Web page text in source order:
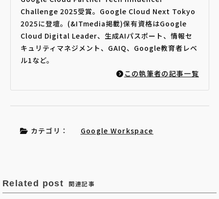
Challenge 2025受賞。Google Cloud Next Tokyo
2025に登壇。(&ITmedia掲載)保有資格はGoogle
Cloud Digital Leader、生成AIパスポート、情報セ
キュリティマネジメント、GAIQ、Google教育者レベ
ル1など。
この執筆者の記事一覧
カテゴリ： Google Workspace
Related post 関連記事